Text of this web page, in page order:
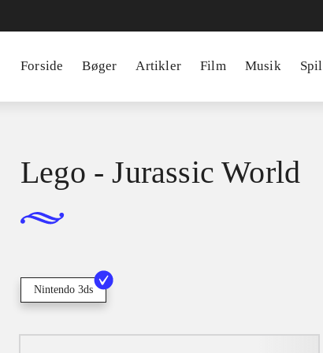
Forside Bøger Artikler Film Musik Spil
Lego - Jurassic World
Nintendo 3ds